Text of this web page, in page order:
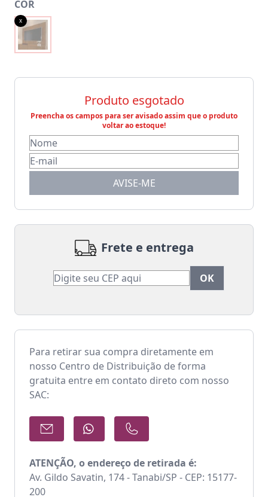
COR
x
Produto esgotado
Preencha os campos para ser avisado assim que o produto
voltar ao estoque!
AVISE-ME
Frete e entrega
Para retirar sua compra diretamente em
nosso Centro de Distribuição de forma
gratuita entre em contato direto com nosso
SAC:
ATENÇÃO, o endereço de retirada é:
Av. Gildo Savatin, 174 - Tanabi/SP - CEP: 15177-
200